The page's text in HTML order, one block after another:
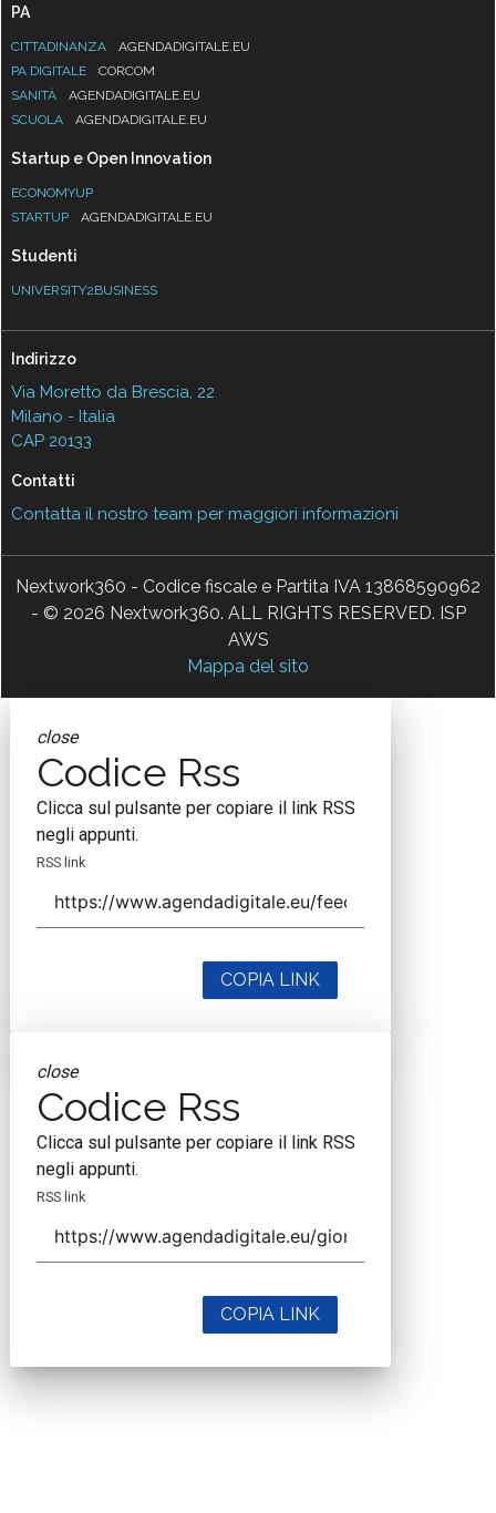
PA
CITTADINANZA
AGENDADIGITALE.EU
PA DIGITALE
CORCOM
SANITÀ
AGENDADIGITALE.EU
SCUOLA
AGENDADIGITALE.EU
Startup e Open Innovation
ECONOMYUP
STARTUP
AGENDADIGITALE.EU
Studenti
UNIVERSITY2BUSINESS
Indirizzo
Via Moretto da Brescia, 22
Milano - Italia
CAP 20133
Contatti
Contatta il nostro team per maggiori informazioni
Nextwork360 - Codice fiscale e Partita IVA 13868590962
- © 2026 Nextwork360. ALL RIGHTS RESERVED. ISP
AWS
Mappa del sito
close
Codice Rss
Clicca sul pulsante per copiare il link RSS
negli appunti.
RSS link
COPIA LINK
close
Codice Rss
Clicca sul pulsante per copiare il link RSS
negli appunti.
RSS link
COPIA LINK